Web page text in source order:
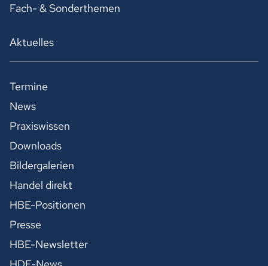
Fach- & Sonderthemen
Aktuelles
Termine
News
Praxiswissen
Downloads
Bildergalerien
Handel direkt
HBE-Positionen
Presse
HBE-Newsletter